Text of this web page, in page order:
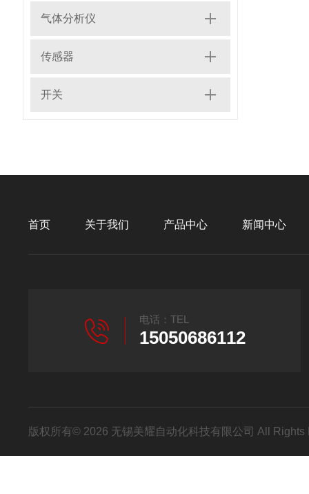
气体分析仪
传感器
开关
首页 关于我们 产品中心 新闻中心
电话：TEL
15050686112
版权所有© 2026 无锡美耀自动化科技有限公司 All